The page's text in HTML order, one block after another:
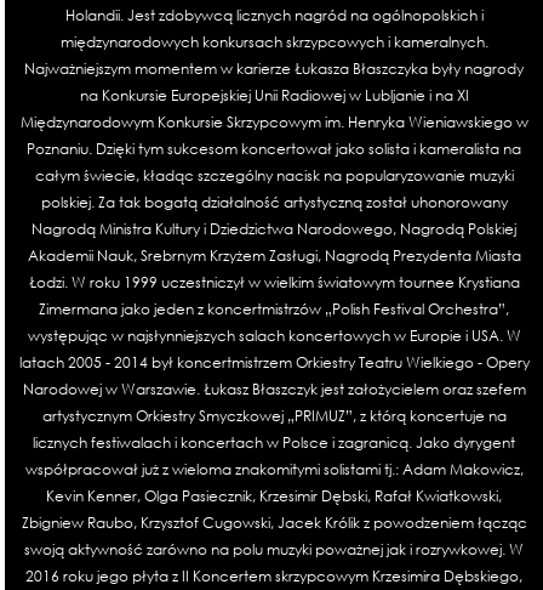
Holandii. Jest zdobywcą licznych nagród na ogólnopolskich i
międzynarodowych konkursach skrzypcowych i kameralnych.
Najważniejszym momentem w karierze Łukasza Błaszczyka były nagrody
na Konkursie Europejskiej Unii Radiowej w Lubljanie i na XI
Międzynarodowym Konkursie Skrzypcowym im. Henryka Wieniawskiego w
Poznaniu. Dzięki tym sukcesom koncertował jako solista i kameralista na
całym świecie, kładąc szczególny nacisk na popularyzowanie muzyki
polskiej. Za tak bogatą działalność artystyczną został uhonorowany
Nagrodą Ministra Kultury i Dziedzictwa Narodowego, Nagrodą Polskiej
Akademii Nauk, Srebrnym Krzyżem Zasługi, Nagrodą Prezydenta Miasta
Łodzi. W roku 1999 uczestniczył w wielkim światowym tournee Krystiana
Zimermana jako jeden z koncertmistrzów „Polish Festival Orchestra”,
występując w najsłynniejszych salach koncertowych w Europie i USA. W
latach 2005 - 2014 był koncertmistrzem Orkiestry Teatru Wielkiego - Opery
Narodowej w Warszawie. Łukasz Błaszczyk jest założycielem oraz szefem
artystycznym Orkiestry Smyczkowej „PRIMUZ”, z którą koncertuje na
licznych festiwalach i koncertach w Polsce i zagranicą. Jako dyrygent
współpracował już z wieloma znakomitymi solistami tj.: Adam Makowicz,
Kevin Kenner, Olga Pasiecznik, Krzesimir Dębski, Rafał Kwiatkowski,
Zbigniew Raubo, Krzysztof Cugowski, Jacek Królik z powodzeniem łącząc
swoją aktywność zarówno na polu muzyki poważnej jak i rozrywkowej. W
2016 roku jego płyta z II Koncertem skrzypcowym Krzesimira Dębskiego,